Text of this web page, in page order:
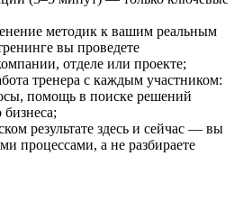
методик к вашим реальным
вы проведете
отделе или проекте;
тренера с каждым участником:
помощь в поиске решений
результате здесь и сейчас — вы
процессами, а не разбираете